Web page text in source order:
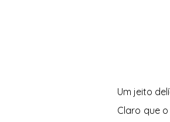
Um jeito
Claro que